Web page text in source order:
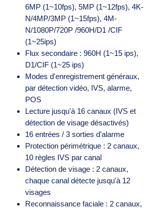
6MP (1~10fps), 5MP (1~12fps), 4K-
N/4MP/3MP (1~15fps), 4M-
N/1080P/720P /960H/D1 /CIF
(1~25ips)
Flux secondaire : 960H (1~15 ips),
D1/CIF (1~25 ips)
Modes d'enregistrement généraux,
par détection vidéo, IVS, alarme,
POS
Lecture jusqu'à 16 canaux (IVS et
détection de visage désactivés)
16 entrées / 3 sorties d'alarme
Protection périmétrique : 2 canaux,
10 règles IVS par canal
Détection de visage : 2 canaux,
chaque canal détecte jusqu'à 12
visages
Reconnaissance faciale : 2 canaux,